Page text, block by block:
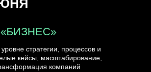
стратегии, процессов и
кейсы, масштабирование,
компаний
БОЛЬШЕ